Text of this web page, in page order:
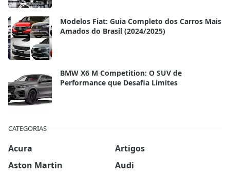
Modelos Fiat: Guia Completo dos Carros Mais
Amados do Brasil (2024/2025)
BMW X6 M Competition: O SUV de
Performance que Desafia Limites
CATEGORIAS
Acura
Artigos
Aston Martin
Audi